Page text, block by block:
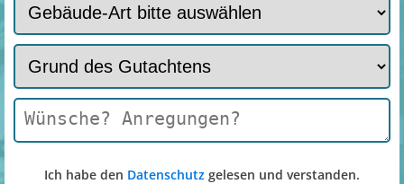
Ich habe den Datenschutz gelesen und verstanden.